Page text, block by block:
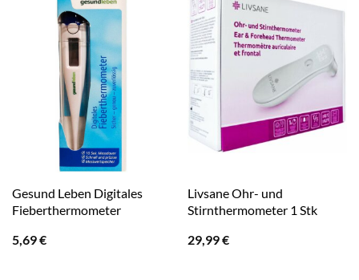
Gesund Leben Digitales
Fieberthermometer
5,69€
Livsane Ohr- und
Stirnthermometer 1 Stk
29,99€